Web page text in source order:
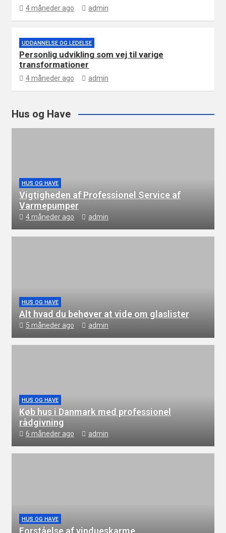
4 måneder ago admin
UDDANNELSE OG LEDELSE
Personlig udvikling som vej til varige
transformationer
4 måneder ago admin
Hus og Have
HUS OG HAVE
Vigtigheden af Professionel Service af
Varmepumper
4 måneder ago admin
HUS OG HAVE
Alt hvad du behøver at vide om glaslister
5 måneder ago admin
HUS OG HAVE
Køb hus i Danmark med professionel
rådgivning
6 måneder ago admin
HUS OG HAVE
Forståelse af vindueskarme